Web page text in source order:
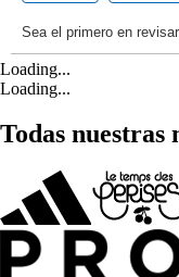
Loading...
Loading...
Todas nuestras